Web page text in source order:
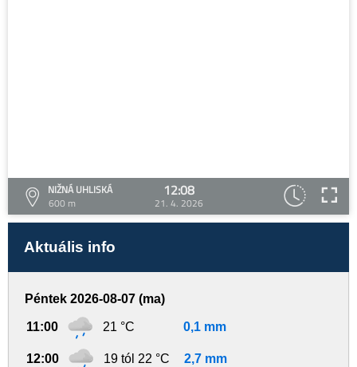
NIŽNÁ UHLISKÁ
600 m
12:08
21. 4. 2026
Aktuális info
Péntek 2026-08-07 (ma)
11:00 21 °C 0,1 mm
12:00 19 tól 22 °C 2,7 mm